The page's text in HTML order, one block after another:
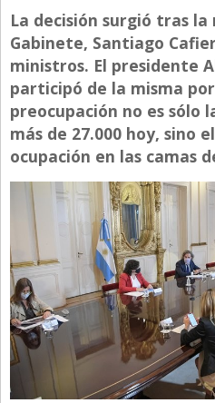
Diarios de Argentina
Diarios del Mundo
Directivos
Ecología y Ambiente
Economía
El Experto
El Innovador
El Precio Que Yo Ví
Entrevista
Entrevista Exclusiva
Finanzas
Gastronomia
Internacionales
La decisión surgió tras
Gabinete, Santiago
ministros. El presidente
participó de la misma
preocupación no es sólo
más de 27.000 hoy, sino
ocupación en las camas